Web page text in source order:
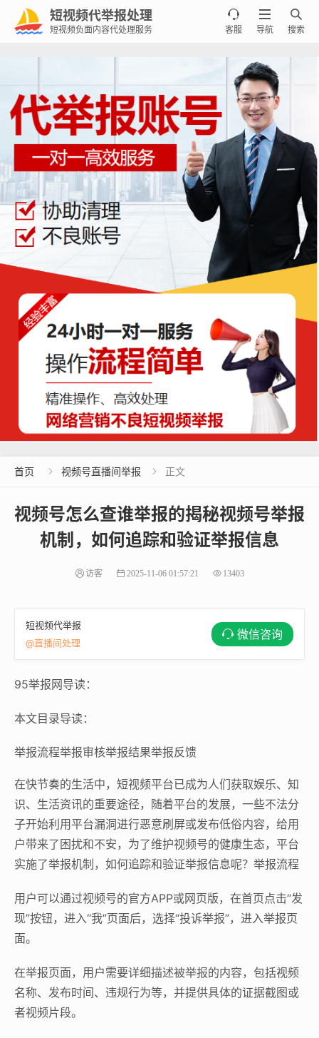
短视频代举报处理
短视频负面内容代处理服务

搜索

导航

客服
首页  视频号直播间举报  正文
视频号怎么查谁举报的揭秘视频号举报
机制，如何追踪和验证举报信息
访客 2025-11-06 01:57:21 13403
短视频代举报
@直播间处理
微信咨询
95举报网导读：
本文目录导读：
举报流程举报审核举报结果举报反馈
在快节奏的生活中，短视频平台已成为人们获取娱乐、知
识、生活资讯的重要途径，随着平台的发展，一些不法分
子开始利用平台漏洞进行恶意刷屏或发布低俗内容，给用
户带来了困扰和不安，为了维护视频号的健康生态，平台
实施了举报机制，如何追踪和验证举报信息呢？举报流程
用户可以通过视频号的官方APP或网页版，在首页点击“发
现”按钮，进入“我”页面后，选择“投诉举报”，进入举报页
面。
在举报页面，用户需要详细描述被举报的内容，包括视频
名称、发布时间、违规行为等，并提供具体的证据截图或
者视频片段。